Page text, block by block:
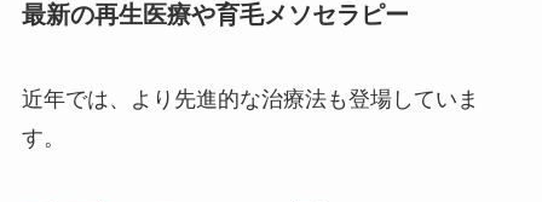
最新の再生医療や育毛メソセラピー
近年では、より先進的な治療法も登場していま
す。